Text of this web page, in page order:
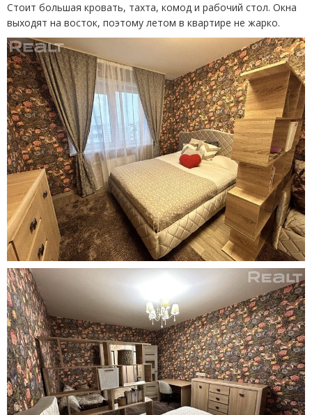
Стоит большая кровать, тахта, комод и рабочий стол. Окна
выходят на восток, поэтому летом в квартире не жарко.